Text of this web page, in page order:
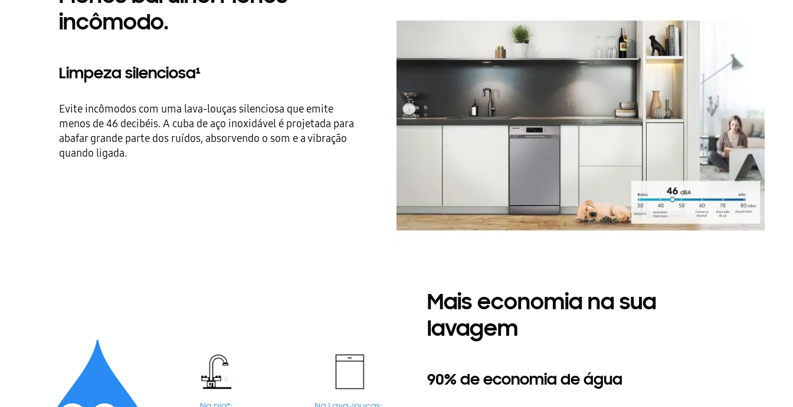
incômodo.
Limpeza silenciosa¹
Evite incômodos com uma lava-louças silenciosa que emite
menos de 46 decibéis. A cuba de aço inoxidável é projetada para
abafar grande parte dos ruídos, absorvendo o som e a vibração
quando ligada.
Mais economia na sua
lavagem
90% de economia de água